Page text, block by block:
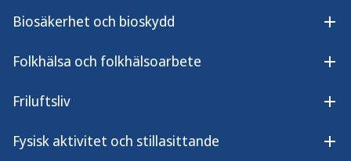
Biosäkerhet och bioskydd
Folkhälsa och folkhälsoarbete
Friluftsliv
Fysisk aktivitet och stillasittande
Danderyds kommun i samarbete med
FoU Nordost i Stockholms län.
Projektrapport